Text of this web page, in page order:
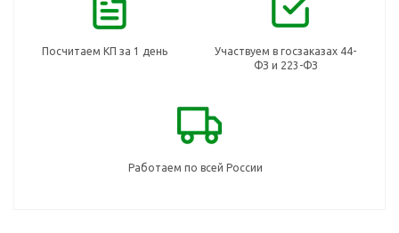
Посчитаем КП за 1 день
Участвуем в госзаказах 44-
ФЗ и 223-ФЗ
Работаем по всей России